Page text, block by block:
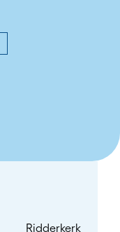
Ridderkerk